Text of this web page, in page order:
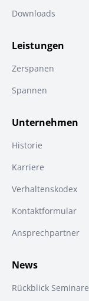
Downloads
Leistungen
Zerspanen
Spannen
Unternehmen
Historie
Karriere
Verhaltenskodex
Kontaktformular
Ansprechpartner
News
Rückblick Seminare